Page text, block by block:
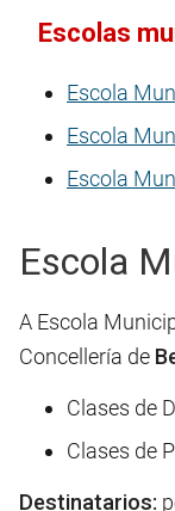
Escolas
Escola
Escola
Escola
Escola
A Escola
Concellería de
Clases de
Clases de
Destinatarios: